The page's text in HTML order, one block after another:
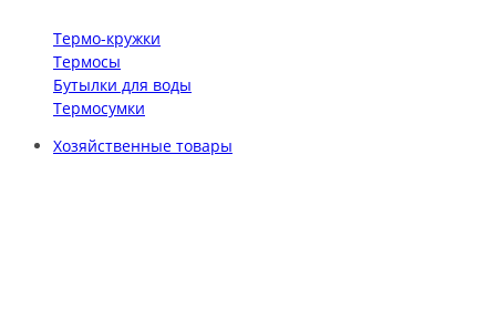
Термо-кружки
Термосы
Бутылки для воды
Термосумки
Хозяйственные товары